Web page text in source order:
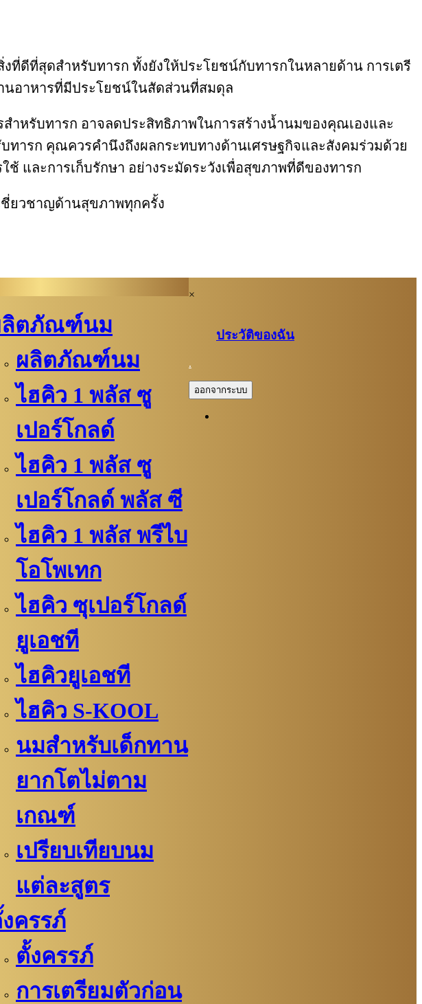
ที่ดีที่สุดสำหรับทารก ทั้งยังให้ประโยชน์กับทารกในหลายด้าน การเตรี
นอาหารที่มีประโยชน์ในสัดส่วนที่สมดุล
หรับทารก อาจลดประสิทธิภาพในการสร้างน้ำนมของคุณเองและ
ารก คุณควรคำนึงถึงผลกระทบทางด้านเศรษฐกิจและสังคมร่วมด้วย
และการเก็บรักษา อย่างระมัดระวังเพื่อสุขภาพที่ดีของทารก
ชี่ยวชาญด้านสุขภาพทุกครั้ง
ลิตภัณฑ์นม
ผลิตภัณฑ์นม
ไฮคิว 1 พลัส ซู
เปอร์โกลด์
ไฮคิว 1 พลัส ซู
เปอร์โกลด์ พลัส ซี
ไฮคิว​​ 1 พลัส พรีไบ
โอโพเทก
ไฮคิว​​ ซุเปอร์โกลด์
ยูเอชที
ไฮคิวยูเอชที
ไฮคิว S-KOOL
นมสำหรับเด็กทาน
ยากโตไม่ตาม
เกณฑ์
เปรียบเทียบนม
แต่ละสูตร
ครรภ์
ตั้งครรภ์
การเตรียมตัวก่อน
×
ประวัติของฉัน
.
ออกจากระบบ